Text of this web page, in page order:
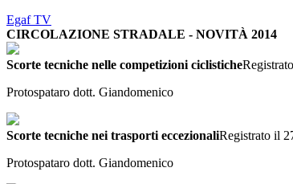
Egaf TV
CIRCOLAZIONE STRADALE - NOVITÀ 2014
Scorte tecniche nelle competizioni ciclistiche
Protospataro dott. Giandomenico
Scorte tecniche nei trasporti eccezionaliRegistrato il
Protospataro dott. Giandomenico